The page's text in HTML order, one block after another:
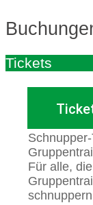
Tickets
Für alle,